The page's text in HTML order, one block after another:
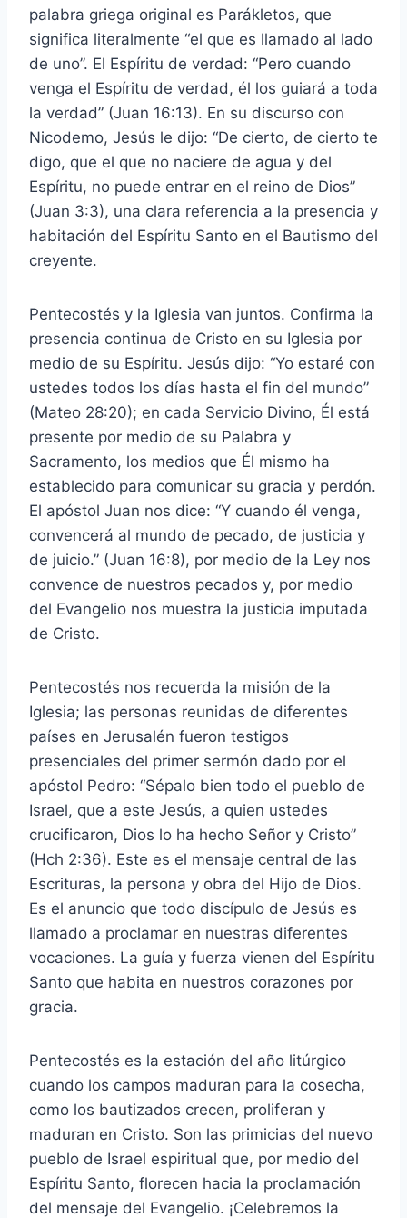
palabra griega original es Parákletos, que
significa literalmente “el que es llamado al lado
de uno”. El Espíritu de verdad: “Pero cuando
venga el Espíritu de verdad, él los guiará a toda
la verdad” (Juan 16:13). En su discurso con
Nicodemo, Jesús le dijo: “De cierto, de cierto te
digo, que el que no naciere de agua y del
Espíritu, no puede entrar en el reino de Dios”
(Juan 3:3), una clara referencia a la presencia y
habitación del Espíritu Santo en el Bautismo del
creyente.
Pentecostés y la Iglesia van juntos. Confirma la
presencia continua de Cristo en su Iglesia por
medio de su Espíritu. Jesús dijo: “Yo estaré con
ustedes todos los días hasta el fin del mundo”
(Mateo 28:20); en cada Servicio Divino, Él está
presente por medio de su Palabra y
Sacramento, los medios que Él mismo ha
establecido para comunicar su gracia y perdón.
El apóstol Juan nos dice: “Y cuando él venga,
convencerá al mundo de pecado, de justicia y
de juicio.” (Juan 16:8), por medio de la Ley nos
convence de nuestros pecados y, por medio
del Evangelio nos muestra la justicia imputada
de Cristo.
Pentecostés nos recuerda la misión de la
Iglesia; las personas reunidas de diferentes
países en Jerusalén fueron testigos
presenciales del primer sermón dado por el
apóstol Pedro: “Sépalo bien todo el pueblo de
Israel, que a este Jesús, a quien ustedes
crucificaron, Dios lo ha hecho Señor y Cristo”
(Hch 2:36). Este es el mensaje central de las
Escrituras, la persona y obra del Hijo de Dios.
Es el anuncio que todo discípulo de Jesús es
llamado a proclamar en nuestras diferentes
vocaciones. La guía y fuerza vienen del Espíritu
Santo que habita en nuestros corazones por
gracia.
Pentecostés es la estación del año litúrgico
cuando los campos maduran para la cosecha,
como los bautizados crecen, proliferan y
maduran en Cristo. Son las primicias del nuevo
pueblo de Israel espiritual que, por medio del
Espíritu Santo, florecen hacia la proclamación
del mensaje del Evangelio. ¡Celebremos la